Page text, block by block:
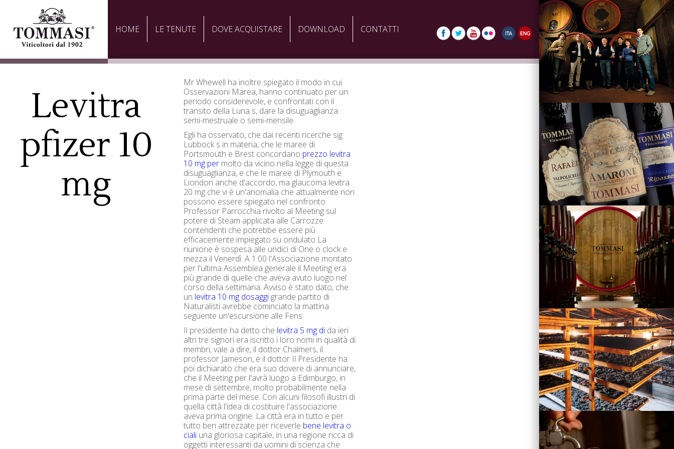
HOME LE TENUTE DOVE ACQUISTARE DOWNLOAD CONTATTI
Levitra
pfizer 10
mg
Mr Whewell ha inoltre spiegato il modo in cui
Osservazioni Marea, hanno continuato per un
periodo considerevole, e confrontati con il
transito della Luna s, dare la disuguaglianza
semi-mestruale o semi-mensile.
Egli ha osservato, che dai recenti ricerche sig
Lubbock s in materia, che le maree di
Portsmouth e Brest concordano prezzo levitra
10 mg per molto da vicino nella legge di questa
disuguaglianza, e che le maree di Plymouth e
Liondon anche d'accordo, ma glaucoma levitra
20 mg che vi è un'anomalia che attualmente non
possono essere spiegato nel confronto
Professor Parrocchia rivolto al Meeting sul
potere di Steam applicata alle Carrozze
contendenti che potrebbe essere più
efficacemente impiegato su ondulato La
riunione è sospesa alle undici di One o clock e
mezza il Venerdì. A 1:00 l'Associazione montato
per l'ultima Assemblea generale il Meeting era
più grande di quelle che aveva avuto luogo nel
corso della settimana. Avviso è stato dato, che
un levitra 10 mg dosaggi grande partito di
Naturalisti avrebbe cominciato la mattina
seguente un'escursione alle Fens.
Il presidente ha detto che levitra 5 mg di da ieri
altri tre signori era iscritto i loro nomi in qualità di
membri, vale a dire, il dottor Chalmers, il
professor Jameson, e il dottor Il Presidente ha
poi dichiarato che era suo dovere di annunciare,
che il Meeting per l'avrà luogo a Edimburgo, in
mese di settembre, molto probabilmente nella
prima parte del mese. Con alcuni filosofi illustri di
quella città l'idea di costituire l'associazione
aveva prima origine. La città era in tutto e per
tutto ben attrezzate per riceverle bene levitra o
ciali una gloriosa capitale, in una regione ricca di
oggetti interessanti da uomini di scienza che
La Famiglia
Vini
Visita la Cantina